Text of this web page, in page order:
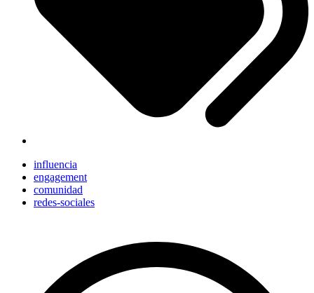
influencia
engagement
comunidad
redes-sociales